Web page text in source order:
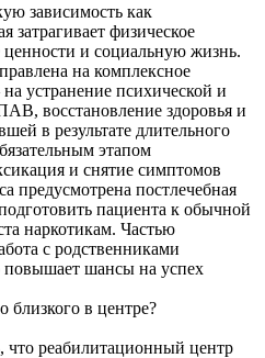
зависимость как
затрагивает физическое
ценности и социальную жизнь.
на комплексное
устранение психической и
восстановление здоровья и
в результате длительного
этапом
и снятие симптомов
предусмотрена постлечебная
пациента к обычной
наркотикам. Частью
с родственниками
повышает шансы на успех
близкого в центре?
реабилитационный центр